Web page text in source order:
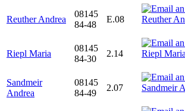
Reuther Andrea
08145
84-48
E.08
Riepl Maria
08145
84-30
2.14
Sandmeir
Andrea
08145
84-49
2.07